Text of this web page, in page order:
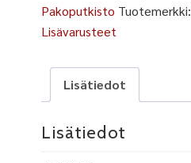
Pakoputkisto Tuotemerkki:
Lisävarusteet
Lisätiedot
Lisätiedot